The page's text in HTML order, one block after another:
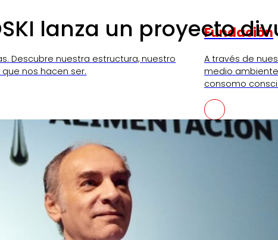
Descubre nuestra estructura, nuestro
nos hacen ser.
Fundación
A través de
medio
consomo
lanza un proyecto